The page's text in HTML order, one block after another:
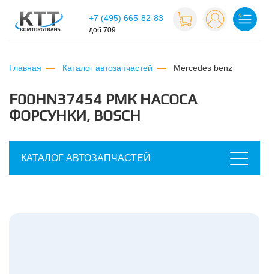
+7 (495) 665-82-83
доб.709
Главная Каталог автозапчастей mercedes benz
F00HN37454 РМК НАСОСА
ФОРСУНКИ, BOSCH
КАТАЛОГ АВТОЗАПЧАСТЕЙ